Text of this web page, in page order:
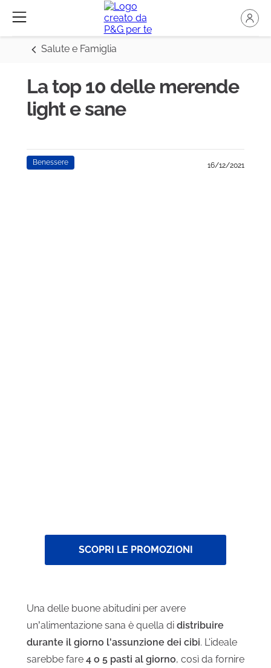
Salute e Famiglia
La top 10 delle merende
light e sane
Benessere 16/12/2021
SCOPRI LE PROMOZIONI
Una delle buone abitudini per avere
un’alimentazione sana è quella di distribuire
durante il giorno l'assunzione dei cibi. L'ideale
sarebbe fare 4 o 5 pasti al giorno, così da fornire